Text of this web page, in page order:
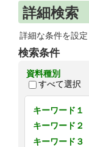
詳細検索
詳細な条件を設
検索条件
資料種別
すべて選択
キーワード１
キーワード２
キーワード３